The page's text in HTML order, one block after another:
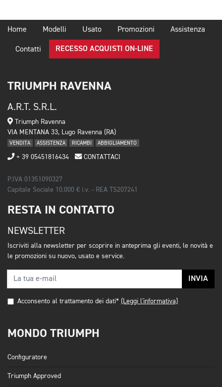
Home Modelli Usato Promozioni Assistenza
Contatti RECESSO ACQUISTI ON-LINE
TRIUMPH RAVENNA
A.R.T. S.R.L.
Triumph Ravenna
VIA MENTANA 33, Lugo Ravenna (RA)
VENDITA ASSISTENZA RICAMBI ABBIGLIAMENTO
+ 39 05451816434 CONTATTACI
P.IVA 01351090327
Capitale Sociale 10.000 € i.v. - REA TS207241
RESTA IN CONTATTO
NEWSLETTER
Iscriviti alla newsletter per scoprire in anteprima gli eventi, le novità e
le promozioni su nuovo, usato e service.
INVIA
Acconsento al trattamento dei dati* (Leggi l'informativa)
MONDO TRIUMPH
Configuratore
Triumph Approved